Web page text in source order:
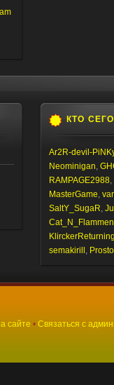
КТО
Ar2R-devil-
Neominigan,
RAMPAGE2988,
MasterGame,
SaltY_SugaR,
Cat_N_Flammen
semakirill ,
сайте • Связаться с